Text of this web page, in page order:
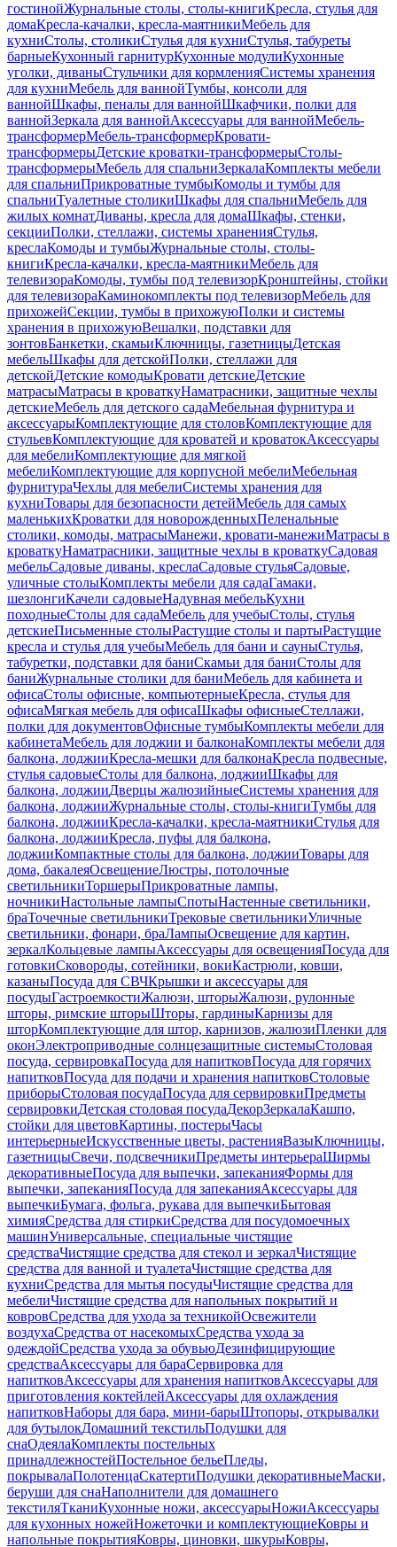
гостинойЖурнальные столы, столы-книгиКресла, стулья для
домаКресла-качалки, кресла-маятникиМебель для
кухниСтолы, столикиСтулья для кухниСтулья, табуреты
барныеКухонный гарнитурКухонные модулиКухонные
уголки, диваныСтульчики для кормленияСистемы хранения
для кухниМебель для ваннойТумбы, консоли для
ваннойШкафы, пеналы для ваннойШкафчики, полки для
ваннойЗеркала для ваннойАксессуары для ваннойМебель-
трансформерМебель-трансформерКровати-
трансформерыДетские кроватки-трансформерыСтолы-
трансформерыМебель для спальниЗеркалаКомплекты мебели
для спальниПрикроватные тумбыКомоды и тумбы для
спальниТуалетные столикиШкафы для спальниМебель для
жилых комнатДиваны, кресла для домаШкафы, стенки,
секцииПолки, стеллажи, системы храненияСтулья,
креслаКомоды и тумбыЖурнальные столы, столы-
книгиКресла-качалки, кресла-маятникиМебель для
телевизораКомоды, тумбы под телевизорКронштейны, стойки
для телевизораКаминокомплекты под телевизорМебель для
прихожейСекции, тумбы в прихожуюПолки и системы
хранения в прихожуюВешалки, подставки для
зонтовБанкетки, скамьиКлючницы, газетницыДетская
мебельШкафы для детскойПолки, стеллажи для
детскойДетские комодыКровати детскиеДетские
матрасыМатрасы в кроваткуНаматрасники, защитные чехлы
детскиеМебель для детского садаМебельная фурнитура и
аксессуарыКомплектующие для столовКомплектующие для
стульевКомплектующие для кроватей и кроватокАксессуары
для мебелиКомплектующие для мягкой
мебелиКомплектующие для корпусной мебелиМебельная
фурнитураЧехлы для мебелиСистемы хранения для
кухниТовары для безопасности детейМебель для самых
маленькихКроватки для новорожденныхПеленальные
столики, комоды, матрасыМанежи, кровати-манежиМатрасы в
кроваткуНаматрасники, защитные чехлы в кроваткуСадовая
мебельСадовые диваны, креслаСадовые стульяСадовые,
уличные столыКомплекты мебели для садаГамаки,
шезлонгиКачели садовыеНадувная мебельКухни
походныеСтолы для садаМебель для учебыСтолы, стулья
детскиеПисьменные столыРастущие столы и партыРастущие
кресла и стулья для учебыМебель для бани и сауныСтулья,
табуретки, подставки для баниСкамьи для баниСтолы для
баниЖурнальные столики для баниМебель для кабинета и
офисаСтолы офисные, компьютерныеКресла, стулья для
офисаМягкая мебель для офисаШкафы офисныеСтеллажи,
полки для документовОфисные тумбыКомплекты мебели для
кабинетаМебель для лоджии и балконаКомплекты мебели для
балкона, лоджииКресла-мешки для балконаКресла подвесные,
стулья садовыеСтолы для балкона, лоджииШкафы для
балкона, лоджииДверцы жалюзийныеСистемы хранения для
балкона, лоджииЖурнальные столы, столы-книгиТумбы для
балкона, лоджииКресла-качалки, кресла-маятникиСтулья для
балкона, лоджииКресла, пуфы для балкона,
лоджииКомпактные столы для балкона, лоджииТовары для
дома, бакалеяОсвещениеЛюстры, потолочные
светильникиТоршерыПрикроватные лампы,
ночникиНастольные лампыСпотыНастенные светильники,
браТочечные светильникиТрековые светильникиУличные
светильники, фонари, браЛампыОсвещение для картин,
зеркалКольцевые лампыАксессуары для освещенияПосуда для
готовкиСковороды, сотейники, вокиКастрюли, ковши,
казаныПосуда для СВЧКрышки и аксессуары для
посудыГастроемкостиЖалюзи, шторыЖалюзи, рулонные
шторы, римские шторыШторы, гардиныКарнизы для
шторКомплектующие для штор, карнизов, жалюзиПленки для
оконЭлектроприводные солнцезащитные системыСтоловая
посуда, сервировкаПосуда для напитковПосуда для горячих
напитковПосуда для подачи и хранения напитковСтоловые
приборыСтоловая посудаПосуда для сервировкиПредметы
сервировкиДетская столовая посудаДекорЗеркалаКашпо,
стойки для цветовКартины, постерыЧасы
интерьерныеИскусственные цветы, растенияВазыКлючницы,
газетницыСвечи, подсвечникиПредметы интерьераШирмы
декоративныеПосуда для выпечки, запеканияФормы для
выпечки, запеканияПосуда для запеканияАксессуары для
выпечкиБумага, фольга, рукава для выпечкиБытовая
химияСредства для стиркиСредства для посудомоечных
машинУниверсальные, специальные чистящие
средстваЧистящие средства для стекол и зеркалЧистящие
средства для ванной и туалетаЧистящие средства для
кухниСредства для мытья посудыЧистящие средства для
мебелиЧистящие средства для напольных покрытий и
ковровСредства для ухода за техникойОсвежители
воздухаСредства от насекомыхСредства ухода за
одеждойСредства ухода за обувьюДезинфицирующие
средстваАксессуары для бараСервировка для
напитковАксессуары для хранения напитковАксессуары для
приготовления коктейлейАксессуары для охлаждения
напитковНаборы для бара, мини-барыШтопоры, открывалки
для бутылокДомашний текстильПодушки для
снаОдеялаКомплекты постельных
принадлежностейПостельное бельеПледы,
покрывалаПолотенцаСкатертиПодушки декоративныеМаски,
беруши для снаНаполнители для домашнего
текстиляТканиКухонные ножи, аксессуарыНожиАксессуары
для кухонных ножейНожеточки и комплектующиеКовры и
напольные покрытияКовры, циновки, шкурыКовры,